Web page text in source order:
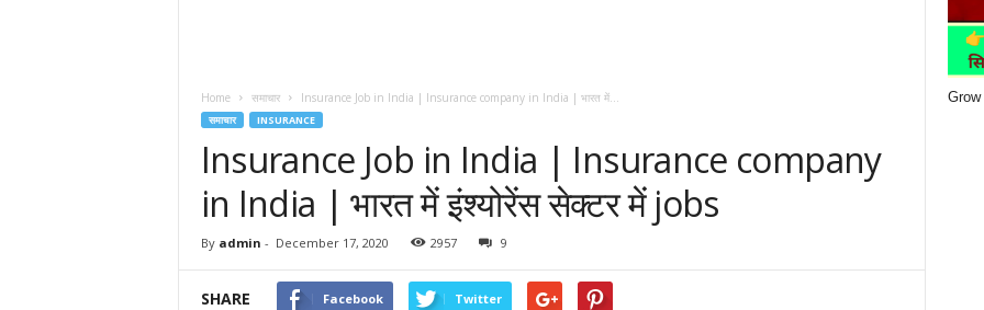
Home समाचार Insurance Job in India | Insurance company in India | भारत में...
समाचार INSURANCE
Insurance Job in India | Insurance company
in India | भारत में इंश्योरेंस सेक्टर में jobs
By admin - December 17, 2020 2957 9
SHARE Facebook Twitter